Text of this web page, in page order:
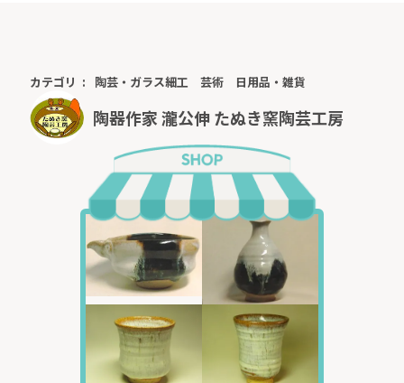
カテゴリ 陶芸・ガラス細工 芸術 日用品・雑貨
陶器作家 瀧公伸 たぬき窯陶芸工房